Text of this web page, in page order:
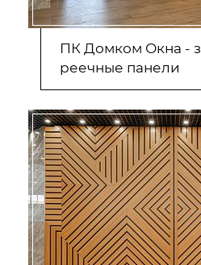
ПК Домком Окна -
реечные панели